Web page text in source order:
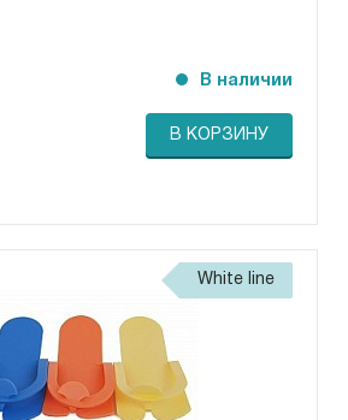
В наличии
В КОРЗИНУ
White line